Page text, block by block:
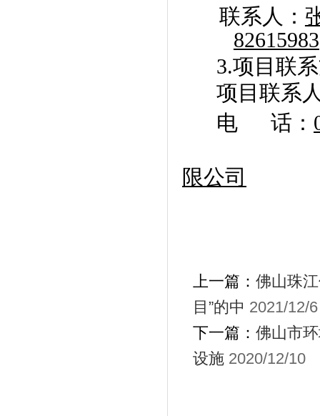
联系人：
82615983
3.项目联
项目联系
电 话：
限公司
上一篇： 佛山珠
目”的中 2021/12/6
下一篇： 佛山市
设施 2020/12/10